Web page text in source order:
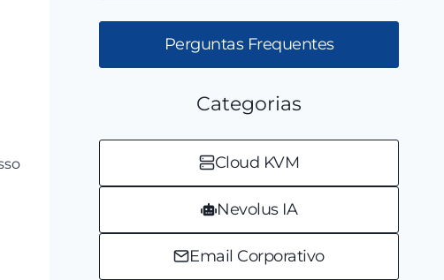
Perguntas Frequentes
Categorias
Cloud KVM
Nevolus IA
Email Corporativo